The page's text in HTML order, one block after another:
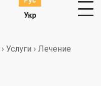
Укр
› Услуги › Лечение